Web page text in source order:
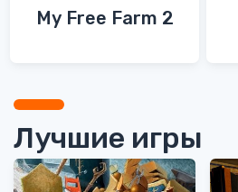
My Free Farm 2
Лучшие игры